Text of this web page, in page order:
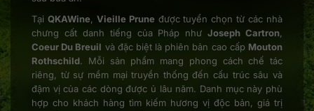
Tại QKAWine, Vieille Prune được tuyển chọn từ các nhà
chưng cất danh tiếng của Pháp nhưJoseph Cartron,
Coeur Du Breuil và đặc biệt là phiên bản cao cấp Mouton
Rothschild. Mỗi sản phẩm mang phong cách chế tác
riêng, từ sự mềm mại truyền thống đến cấu trúc sâu và
đậm vị của các dòng được ủ lâu năm. Danh mục này phù
hợp cho khách hàng tìm kiếm hương vị độc bản, giá trị